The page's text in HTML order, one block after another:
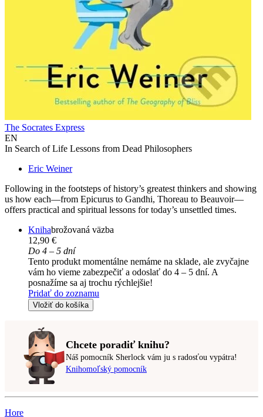
The Socrates Express
EN
In Search of Life Lessons from Dead Philosophers
Eric Weiner
Following in the footsteps of history’s greatest thinkers and showing
us how each—from Epicurus to Gandhi, Thoreau to Beauvoir—
offers practical and spiritual lessons for today’s unsettled times.
Knihabrožovaná väzba
12,90 €
Do 4 – 5 dní
Tento produkt momentálne nemáme na sklade, ale zvyčajne
vám ho vieme zabezpečiť a odoslať do 4 – 5 dní. A
posnažíme sa aj trochu rýchlejšie!
Pridať do zoznamu
Vložiť do košíka
Chcete poradiť knihu?
Náš pomocník Sherlock vám ju s radosťou vypátra!
Knihomoľský pomocník
Hore